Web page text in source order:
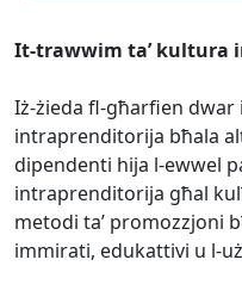
It-trawwim ta’ kultura
Iż-żieda fl-għarfien dwar
intraprenditorija bħala
dipendenti hija l-ewwel
intraprenditorija għal
metodi ta’ promozzjoni
immirati, edukattivi u l-